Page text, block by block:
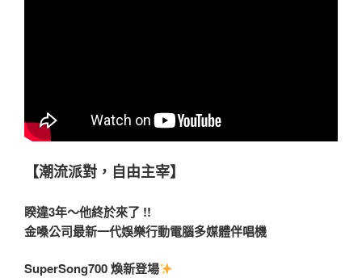
【潮流派對，自由主宰】
睽違3年～他終於來了 !!
金嗓公司最新一代娛樂行動電腦多媒體伴唱機
SuperSong700 煥新登場